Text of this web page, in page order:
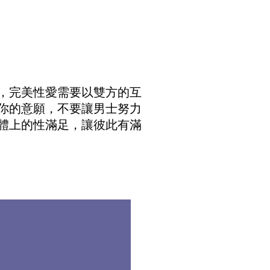
完美性愛需要以雙方的互
的意願，不要讓男士努力
上的性滿足，讓彼此有滿